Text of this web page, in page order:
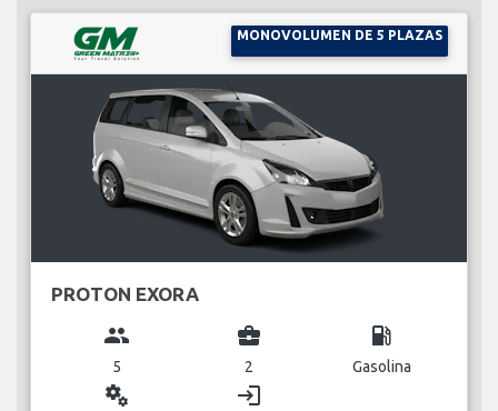
MONOVOLUMEN DE 5 PLAZAS
PROTON EXORA
group
5
business_center
2
local_gas_station
Gasolina
miscellaneous_services login